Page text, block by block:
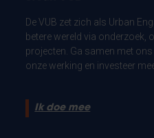
De VUB zet zich als Urban
betere wereld via
projecten. Ga samen met
onze werking en investeer
Ik doe mee